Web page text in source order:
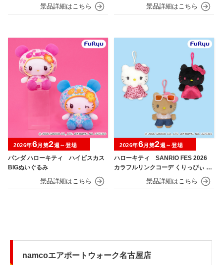
パンダ ハローキティ ハイビスカス
BIGぬいぐるみ
2026年6月第2週～登場
ハローキティ SANRIO FES 2026
カラフルリンクコーデ くりっぴぃ ぬ
2026年6月第2週～登場
namcoエアポートウォーク名古屋店